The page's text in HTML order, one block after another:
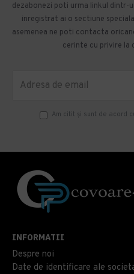
dezabonezi poti urma linkul
inregistrat ai o sectiune
asemenea ne poti contacta
cerinte cu privire la
Am citit şi sunt de acord
INFORMATII
Despre noi
Date de identificare ale